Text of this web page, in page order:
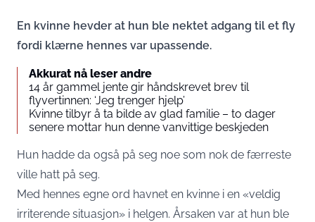
En kvinne hevder at hun ble nektet adgang til et fly
fordi klærne hennes var upassende.
Akkurat nå leser andre
14 år gammel jente gir håndskrevet brev til
flyvertinnen: ‘Jeg trenger hjelp’
Kvinne tilbyr å ta bilde av glad familie – to dager
senere mottar hun denne vanvittige beskjeden
Hun hadde da også på seg noe som nok de færreste
ville hatt på seg.
Med hennes egne ord havnet en kvinne i en «veldig
irriterende situasjon» i helgen. Årsaken var at hun ble